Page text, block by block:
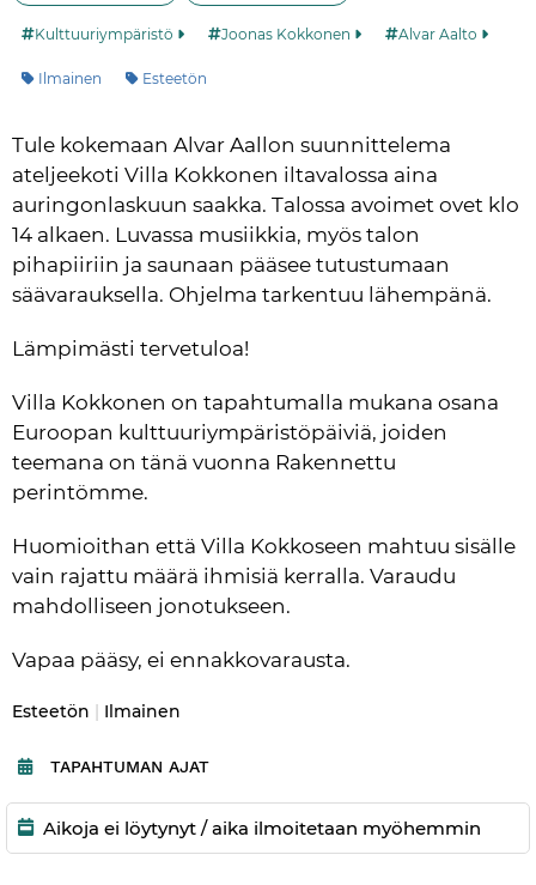
Kulttuuriympäristö Joonas Kokkonen Alvar Aalto
Kategoria:
Ilmainen Esteetön
Tule kokemaan Alvar Aallon suunnittelema
ateljeekoti Villa Kokkonen iltavalossa aina
auringonlaskuun saakka. Talossa avoimet ovet klo
14 alkaen. Luvassa musiikkia, myös talon
pihapiiriin ja saunaan pääsee tutustumaan
säävarauksella. Ohjelma tarkentuu lähempänä.
Lämpimästi tervetuloa!
Villa Kokkonen on tapahtumalla mukana osana
Euroopan kulttuuriympäristöpäiviä, joiden
teemana on tänä vuonna Rakennettu
perintömme.
Huomioithan että Villa Kokkoseen mahtuu sisälle
vain rajattu määrä ihmisiä kerralla. Varaudu
mahdolliseen jonotukseen.
Vapaa pääsy, ei ennakkovarausta.
Kategoria:
Esteetön | Ilmainen
TAPAHTUMAN AJAT
Aikoja ei löytynyt / aika ilmoitetaan myöhemmin